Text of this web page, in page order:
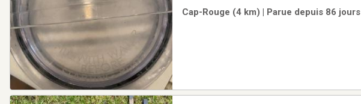
Cap-Rouge (4 km) | Parue depuis 86 jours